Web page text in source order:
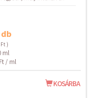
)
ml
/ ml
KOSÁRBA